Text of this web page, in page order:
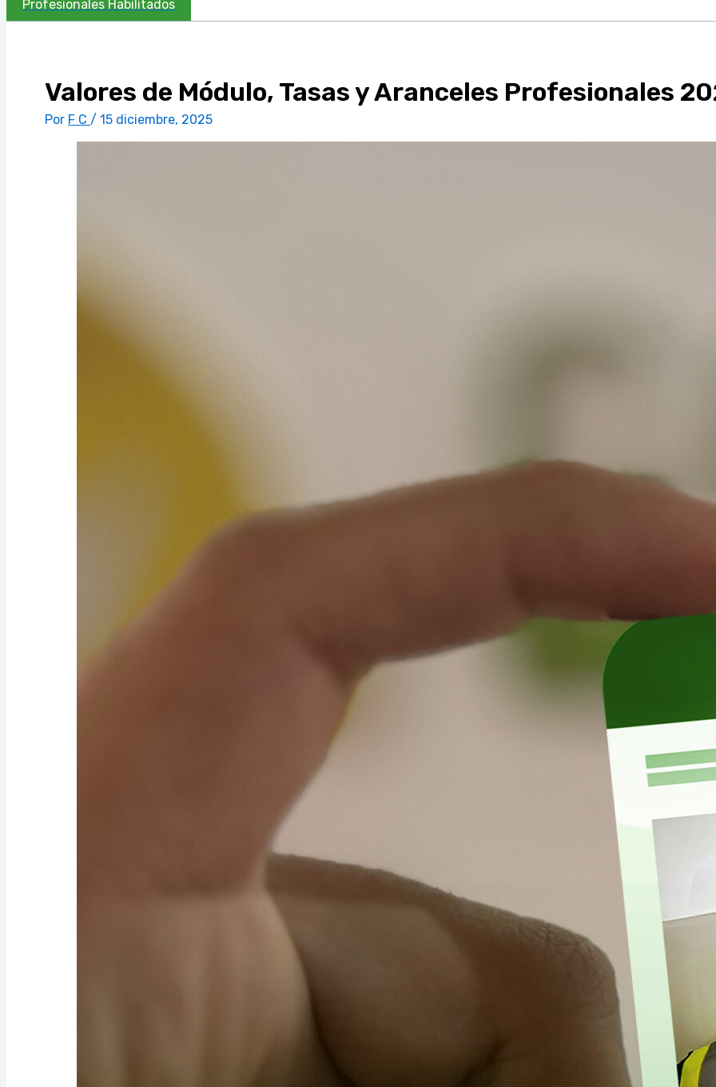
Profesionales Habilitados
Valores de Módulo, Tasas y Aranceles Profesionales
Por F C / 15 diciembre, 2025